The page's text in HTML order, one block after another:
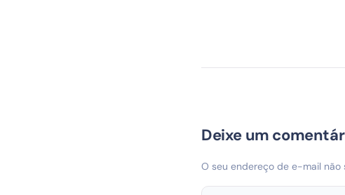
Deixe um
O seu endereço de e-mail não